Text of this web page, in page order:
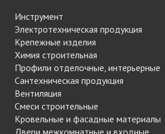
Инструмент
Электротехническая продукция
Крепежные изделия
Химия строительная
Профили отделочные, интерьерные
Сантехническая продукция
Вентиляция
Смеси строительные
Кровельные и фасадные материалы
Двери межкомнатные и входные